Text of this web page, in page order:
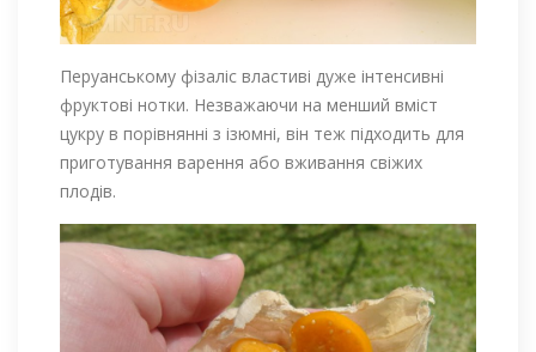
Перуанському фізаліс властиві дуже інтенсивні
фруктові нотки. Незважаючи на менший вміст
цукру в порівнянні з ізюмні, він теж підходить для
приготування варення або вживання свіжих
плодів.